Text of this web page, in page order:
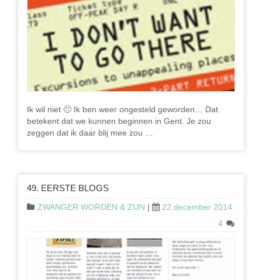
Ik wil niet 🙁 Ik ben weer ongesteld geworden… Dat
betekent dat we kunnen beginnen in Gent. Je zou
zeggen dat ik daar blij mee zou …
49. EERSTE BLOGS
ZWANGER WORDEN & ZIJN |
22 december 2014
4